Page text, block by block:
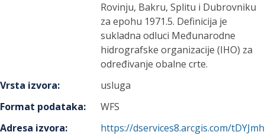
Rovinju, Bakru, Splitu i Dubrovniku
za epohu 1971.5. Definicija je
sukladna odluci Međunarodne
hidrografske organizacije (IHO) za
određivanje obalne crte.
Vrsta izvora:
usluga
Format podataka:
WFS
Adresa izvora:
https://dservices8.arcgis.com/tDYJmh